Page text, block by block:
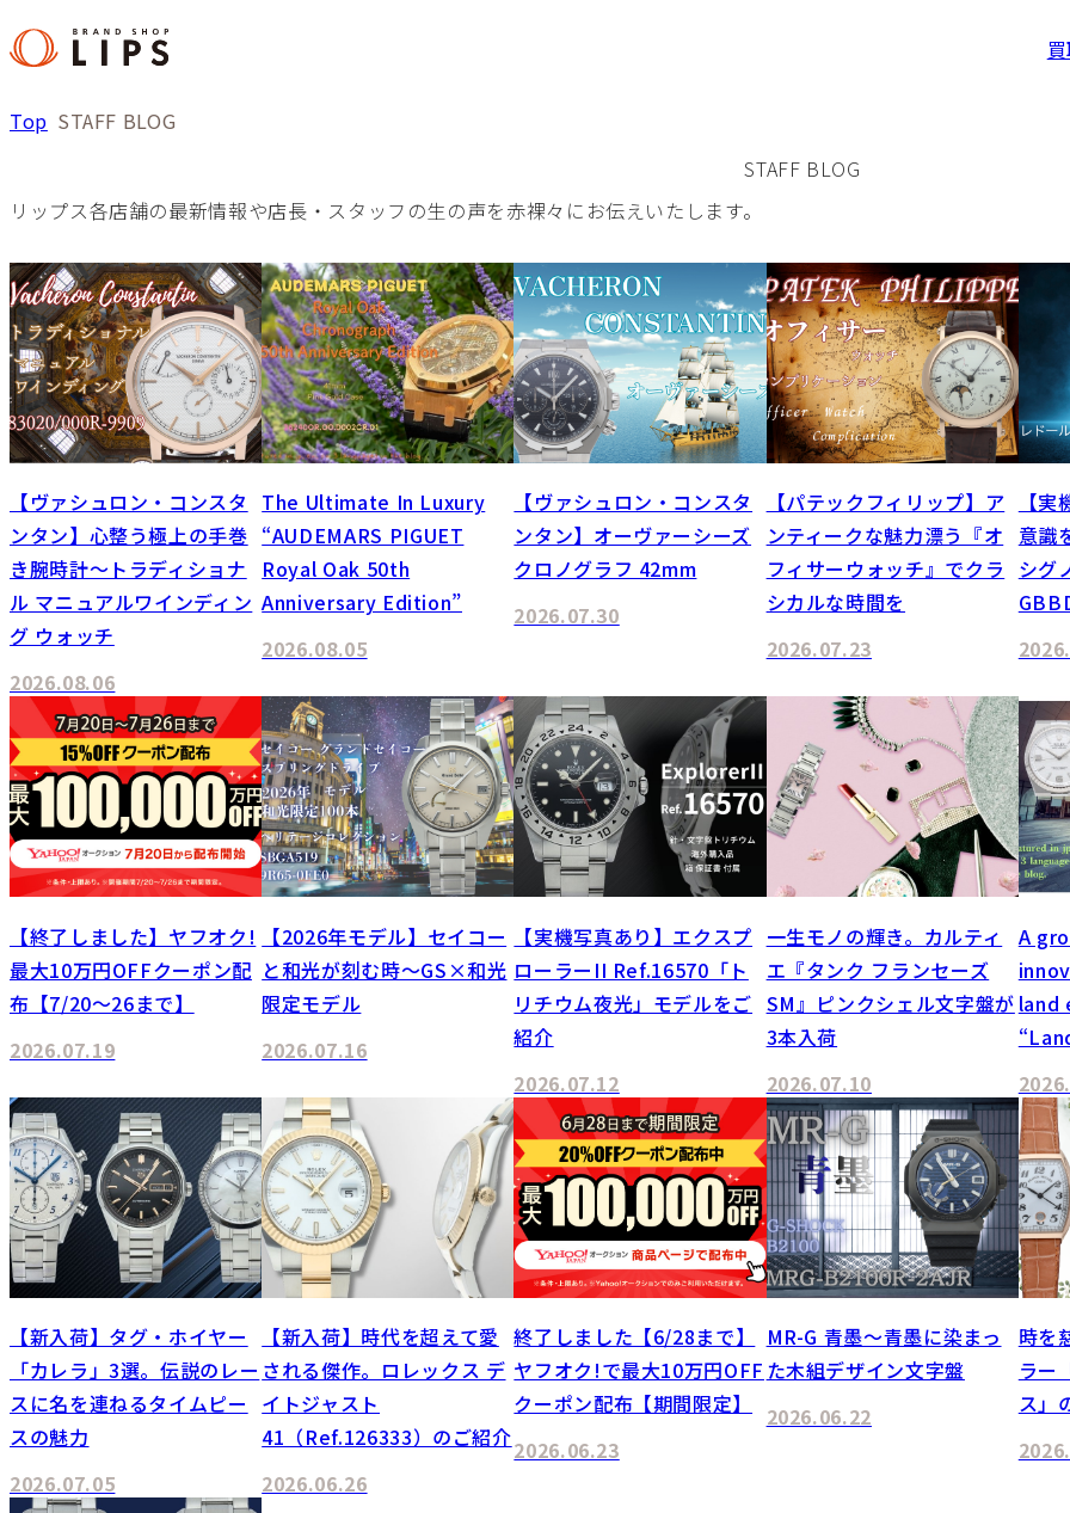
Top STAFF BLOG
STAFF BLOG
リップス各店舗の最新情報や店長・スタッフの生の声を赤裸々にお伝えいたします。
【ヴァシュロン・コンスタ
ンタン】心整う極上の手巻
き腕時計～トラディショナ
ル マニュアルワインディン
グ ウォッチ
2026.08.06
The Ultimate In Luxury
“AUDEMARS PIGUET
Royal Oak 50th
Anniversary Edition”
2026.08.05
【ヴァシュロン・コンスタ
ンタン】オーヴァーシーズ
クロノグラフ 42mm
2026.07.30
【パテックフィリップ】ア
ンティークな魅力漂う『オ
フィサーウォッチ』でクラ
シカルな時間を
2026.07.23
【
意識
シグ
【終了しました】ヤフオク!
最大10万円OFFクーポン配
布【7/20～26まで】
2026.07.19
【2026年モデル】セイコー
と和光が刻む時～GS×和光
限定モデル
2026.07.16
【実機写真あり】エクスプ
ローラーII Ref.16570「ト
リチウム夜光」モデルをご
紹介
2026.07.12
一生モノの輝き。カルティ
エ『タンク フランセーズ
SM』ピンクシェル文字盤が
3本入荷
2026.07.10
A
land
【新入荷】タグ・ホイヤー
「カレラ」3選。伝説のレー
スに名を連ねるタイムピー
スの魅力
2026.07.05
【新入荷】時代を超えて愛
される傑作。ロレックス デ
イトジャスト
41（Ref.126333）のご紹介
2026.06.26
終了しました【6/28まで】
ヤフオク!で最大10万円OFF
クーポン配布【期間限定】
2026.06.23
MR-G 青墨～青墨に染まっ
た木組デザイン文字盤
2026.06.22
時を
ラー
ス」